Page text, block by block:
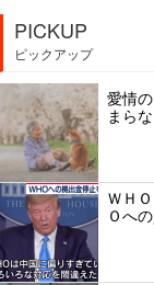
PICKUP
ピックアップ
愛情
まら
ＷＨ
Ｏへ